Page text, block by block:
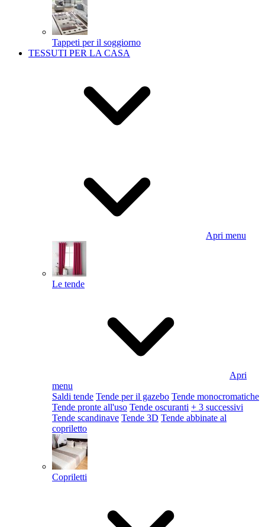
Tappeti per il soggiorno
TESSUTI PER LA CASA
Apri menu
Le tende
Apri
menu
Saldi tende Tende per il gazebo Tende monocromatiche
Tende pronte all'uso Tende oscuranti + 3 successivi
Tende scandinave Tende 3D Tende abbinate al
copriletto
Copriletti